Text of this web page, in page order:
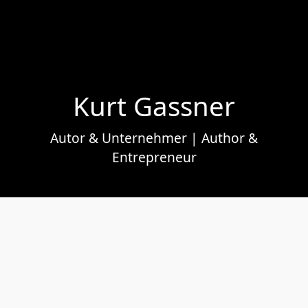
Kurt Gassner
Autor & Unternehmer | Author &
Entrepreneur